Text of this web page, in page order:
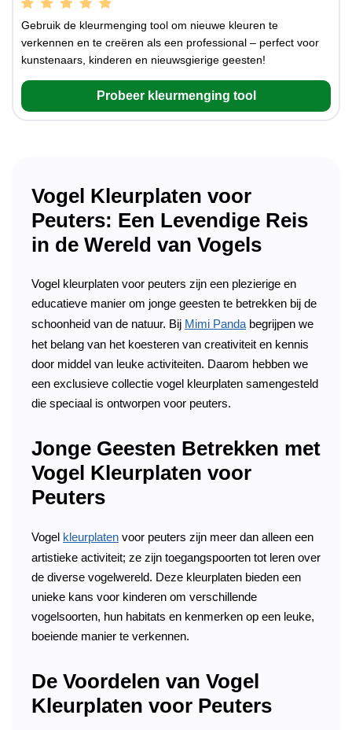
Gebruik de kleurmenging tool om nieuwe kleuren te
verkennen en te creëren als een professional – perfect voor
kunstenaars, kinderen en nieuwsgierige geesten!
Probeer kleurmenging tool
Vogel Kleurplaten voor
Peuters: Een Levendige Reis
in de Wereld van Vogels
Vogel kleurplaten voor peuters zijn een plezierige en
educatieve manier om jonge geesten te betrekken bij de
schoonheid van de natuur. Bij Mimi Panda begrijpen we
het belang van het koesteren van creativiteit en kennis
door middel van leuke activiteiten. Daarom hebben we
een exclusieve collectie vogel kleurplaten samengesteld
die speciaal is ontworpen voor peuters.
Jonge Geesten Betrekken met
Vogel Kleurplaten voor
Peuters
Vogel kleurplaten voor peuters zijn meer dan alleen een
artistieke activiteit; ze zijn toegangspoorten tot leren over
de diverse vogelwereld. Deze kleurplaten bieden een
unieke kans voor kinderen om verschillende
vogelsoorten, hun habitats en kenmerken op een leuke,
boeiende manier te verkennen.
De Voordelen van Vogel
Kleurplaten voor Peuters